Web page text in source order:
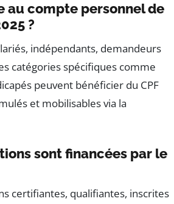
au compte personnel de
?
indépendants, demandeurs
catégories spécifiques comme
peuvent bénéficier du CPF
et mobilisables via la
sont financées par le
certifiantes, qualifiantes, inscrites